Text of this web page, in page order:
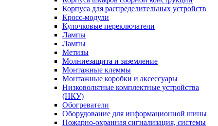
Корпуса для распределительных устройств
Кросс-модули
Кулочковые переключатели
Лампы
Лампы
Метизы
Молниезащита и заземление
Монтажные клеммы
Монтажные коробки и аксессуары
Низковольтные комплектные устройства
(НКУ)
Обогреватели
Оборудование для информационной шины
Пожарно-охранная сигнализация, системы